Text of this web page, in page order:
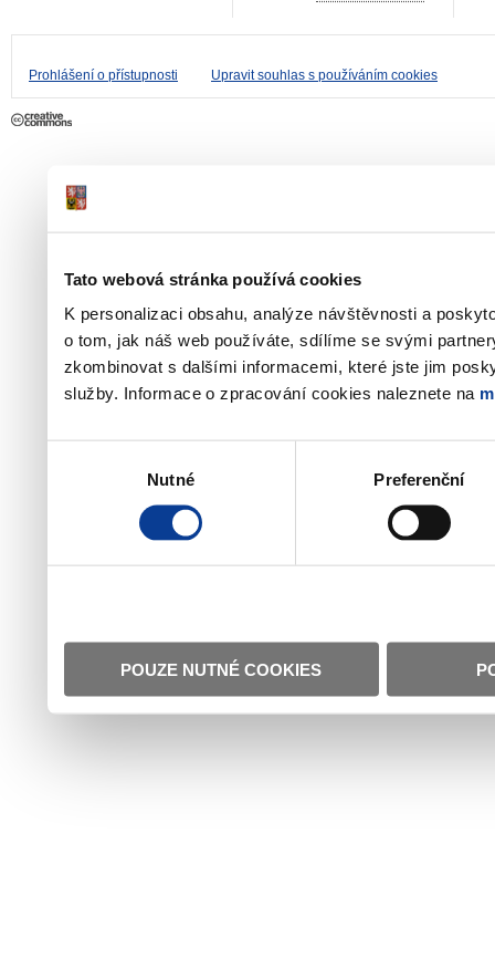
Tato webová stránka používá cookies
K personalizaci obsahu, analýze návštěvnosti a
o tom, jak náš web používáte, sdílíme se svými
zkombinovat s dalšími informacemi, které jste jim
služby. Informace o zpracování cookies naleznete na
Nutné Preferenční
POUZE NUTNÉ COOKIES
Prohlášení o přístupnosti Upravit souhlas s používáním cookies